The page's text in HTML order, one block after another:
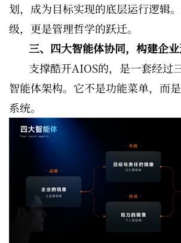
划，成为目标实现的底层运行逻辑
级，更是管理哲学的跃迁。
三、四大智能体协同，构建企
支撑酷开AIOS的，是一套经过
智能体架构。它不是功能菜单，而
系统。